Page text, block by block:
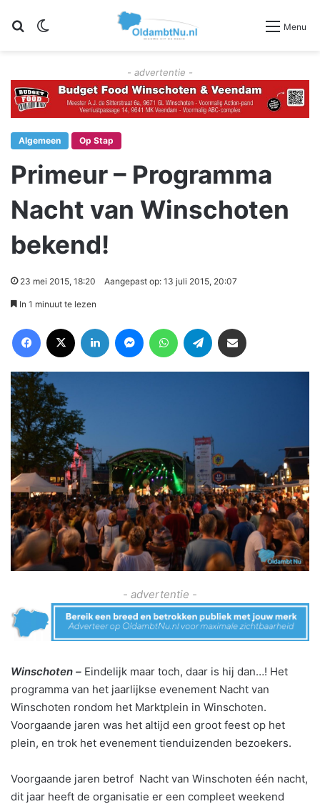
Zoeken Menu
- advertentie -
Algemeen Op Stap
Primeur – Programma
Nacht van Winschoten
bekend!
23 mei 2015, 18:20 Aangepast op: 13 juli 2015, 20:07
In 1 minuut te lezen
- advertentie -
Winschoten – Eindelijk maar toch, daar is hij dan…! Het
programma van het jaarlijkse evenement Nacht van
Winschoten rondom het Marktplein in Winschoten.
Voorgaande jaren was het altijd een groot feest op het
plein, en trok het evenement tienduizenden bezoekers.
Voorgaande jaren betrof Nacht van Winschoten één nacht,
dit jaar heeft de organisatie er een compleet weekend